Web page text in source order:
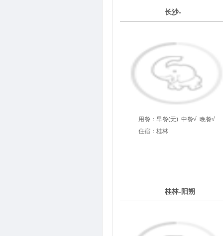
长沙-
用餐： 早餐(无) 中餐√ 晚餐√
住宿：桂林
桂林-阳朔